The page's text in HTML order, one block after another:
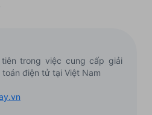
tiên trong việc cung cấp giải
điện tử tại Việt Nam